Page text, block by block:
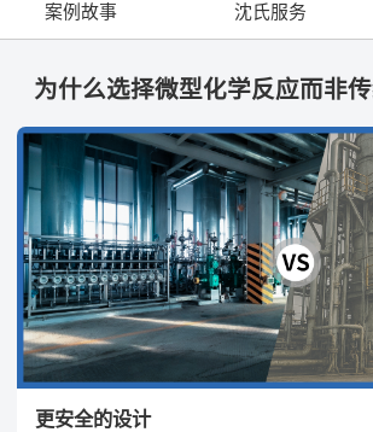
案例故事 沈氏服务
为什么选择微型化学反应而非
更安全的设计